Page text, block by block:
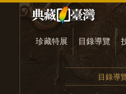
珍藏特展 目錄導覽
目錄導